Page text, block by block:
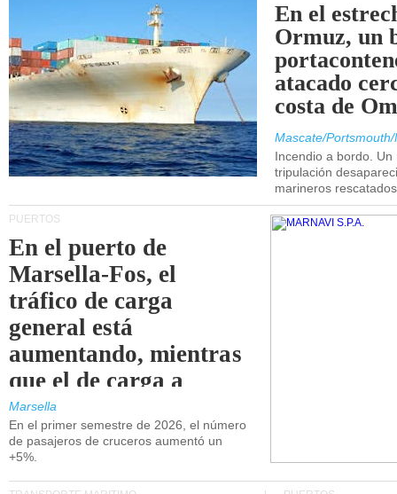
En el
Ormuz, un
atacado
costa de
Mascate/
Incendio a bordo.
tripulación
marineros
PUERTOS
En el puerto de
Marsella-Fos, el
tráfico de carga
general está
aumentando, mientras
que el de carga a
granel está
disminuyendo.
Marsella
En el primer semestre de 2026, el número
de pasajeros de cruceros aumentó un
+5%.